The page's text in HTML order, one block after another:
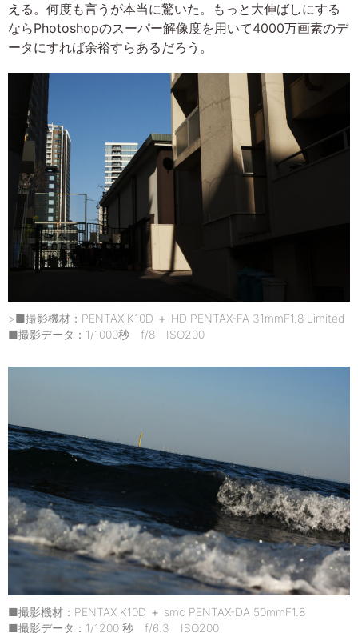
える。何度も言うが本当に驚いた。もっと大伸ばしにする
ならPhotoshopのスーパー解像度を用いて4000万画素のデ
ータにすれば余裕すらあるだろう。
>■撮影機材：PENTAX K10D ＋ HD PENTAX-FA 31mmF1.8 Limited
■撮影データ：1/1000秒 f/8 ISO200
■撮影機材：PENTAX K10D ＋ smc PENTAX-DA 50mmF1.8
■撮影データ：1/1200 秒 f/6.3 ISO200